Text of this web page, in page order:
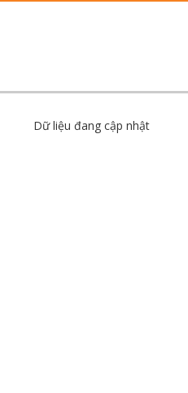
Dữ liệu đang cập nhật